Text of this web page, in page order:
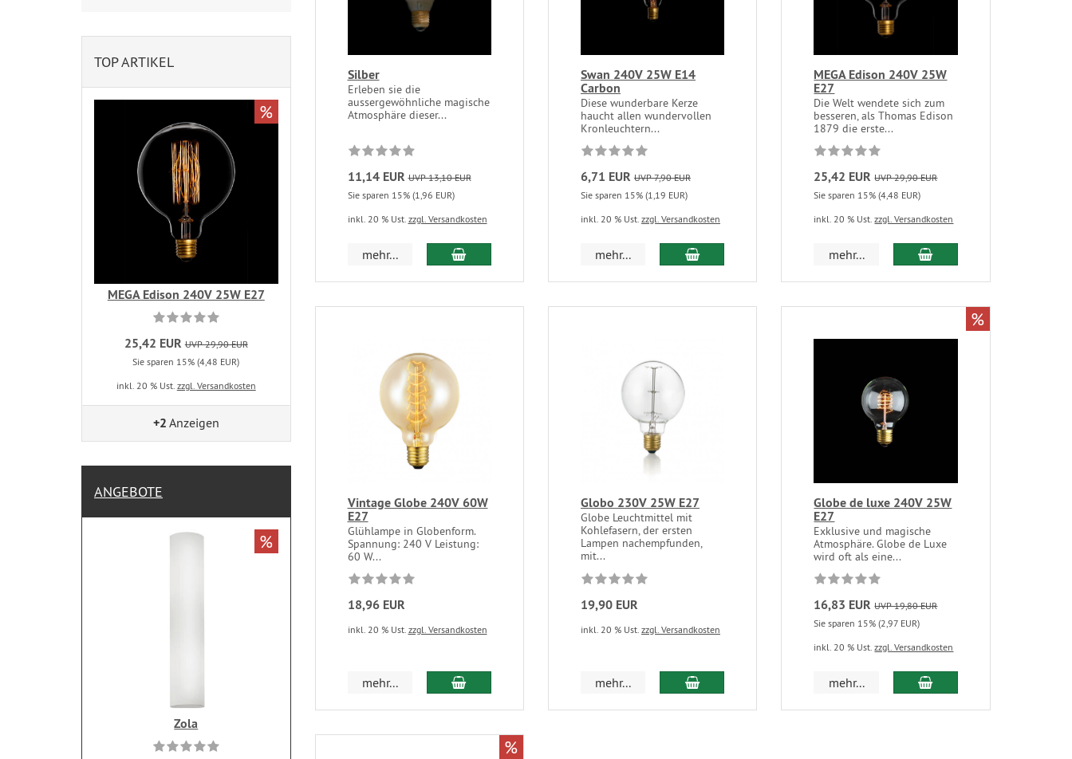
Silber
Erleben sie die
aussergewöhnliche magische
Atmosphäre dieser...
11,14 EUR UVP 13,10 EUR
Sie sparen 15% (1,96 EUR)
inkl. 20 % Ust. zzgl. Versandkosten
mehr...
Swan 240V 25W E14
Carbon
Diese wunderbare Kerze
haucht allen wundervollen
Kronleuchtern...
6,71 EUR UVP 7,90 EUR
Sie sparen 15% (1,19 EUR)
inkl. 20 % Ust. zzgl. Versandkosten
mehr...
MEGA Edison 240V 25W
E27
Die Welt wendete sich zum
besseren, als Thomas Edison
1879 die erste...
25,42 EUR UVP 29,90 EUR
Sie sparen 15% (4,48 EUR)
inkl. 20 % Ust.zzgl. Versandkosten
mehr...
Vintage Globe 240V 60W
E27
Glühlampe in Globenform.
Spannung: 240 V Leistung:
60 W...
18,96 EUR
inkl. 20 % Ust. zzgl. Versandkosten
mehr...
Globo 230V 25W E27
Globe Leuchtmittel mit
Kohlefasern, der ersten
Lampen nachempfunden,
mit...
19,90 EUR
inkl. 20 % Ust. zzgl. Versandkosten
mehr...
Globe de luxe 240V 25W
E27
Exklusive und magische
Atmosphäre. Globe de Luxe
wird oft als eine...
16,83 EUR UVP 19,80 EUR
Sie sparen 15% (2,97 EUR)
inkl. 20 % Ust.zzgl. Versandkosten
mehr...
%
%
TOP ARTIKEL
MEGA Edison 240V 25W E27
25,42 EUR UVP 29,90 EUR
Sie sparen 15% (4,48 EUR)
inkl. 20 % Ust. zzgl. Versandkosten
%
+2 Anzeigen
ANGEBOTE
Zola
%